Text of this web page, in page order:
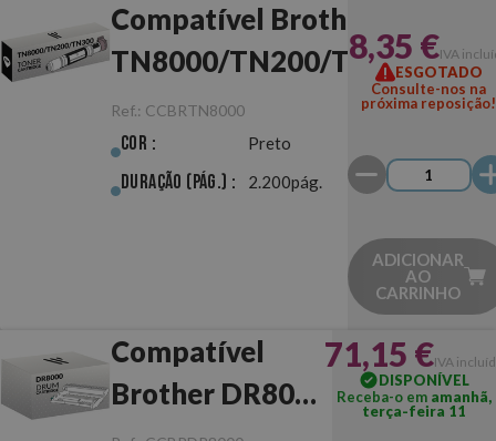
Compatível Brother
TN8000/TN200/TN300
Preto
Ref.: CCBRTN8000
Cor : Preto
Duração (pág.) : 2.200pág.
8,35 €IVA
ESGOTADO
Consulte-nos na
próxima reposição!
ADICIONAR
AO
CARRINHO
Compatível
Brother DR8000
71,15 €IVA
DISPONÍVEL
Receba-o em amanhã,
terça-feira 11